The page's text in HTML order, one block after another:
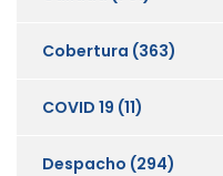
Cobertura (363)
COVID 19 (11)
Despacho (294)